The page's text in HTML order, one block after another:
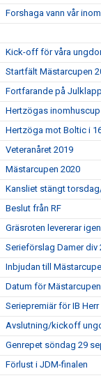
Forshaga vann vår
Kick-off för våra
Startfält Mästarcupen
Fortfarande på
Hertzögas
Hertzöga mot Boltic i
Veteranåret 2019
Mästarcupen 2020
Kansliet stängt
Beslut från RF
Gräsroten levererar
Serieförslag Damer div
Inbjudan till
Datum för
Seriepremiär för IB Herr
Avslutning/kickoff
Genrepet söndag 29
Förlust i JDM-finalen